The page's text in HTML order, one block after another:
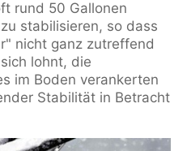
rund 50 Gallonen
stabilisieren, so dass
nicht ganz zutreffend
lohnt, die
im Boden verankerten
Stabilität in Betracht